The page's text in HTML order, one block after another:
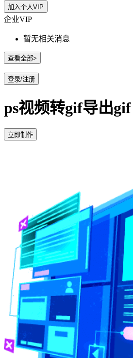
加入个人VIP
企业VIP
暂无相关消息
查看全部>
登录/注册
ps视频转gif导出gif
立即制作